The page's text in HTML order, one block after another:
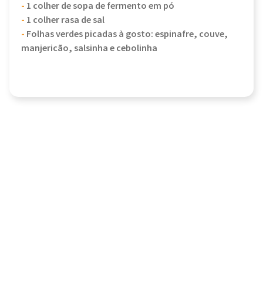
- 1 colher de sopa de fermento em pó
- 1 colher rasa de sal
- Folhas verdes picadas à gosto: espinafre, couve,
manjericão, salsinha e cebolinha